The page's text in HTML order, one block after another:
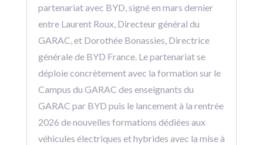
partenariat avec BYD, signé en mars dernier
entre Laurent Roux, Directeur général du
GARAC, et Dorothée Bonassies, Directrice
générale de BYD France. Le partenariat se
déploie concrètement avec la formation sur le
Campus du GARAC des enseignants du
GARAC par BYD puis le lancement à la rentrée
2026 de nouvelles formations dédiées aux
véhicules électriques et hybrides avec la mise à